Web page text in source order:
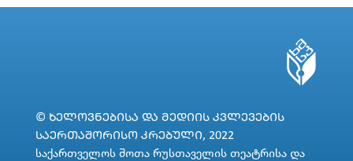
© ᲮᲔᲚᲝᲕᲜᲔᲑᲘᲡᲐ ᲓᲐ ᲛᲔᲓᲘᲘᲡ ᲙᲕᲚᲔᲕᲔᲑᲘᲡ
ᲡᲐᲔᲠᲗᲐᲨᲝᲠᲘᲡᲝ ᲙᲠᲔᲑᲣᲚᲘ, 2022
საქართველოს შოთა რუსთაველის თეატრისა და